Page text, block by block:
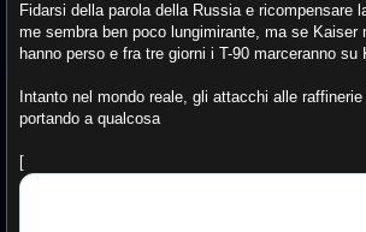
Fidarsi della parola della Russia e ricompensare
me sembra ben poco lungimirante, ma se Kaiser
hanno perso e fra tre giorni i T-90 marceranno su
Intanto nel mondo reale, gli attacchi alle
portando a qualcosa
[